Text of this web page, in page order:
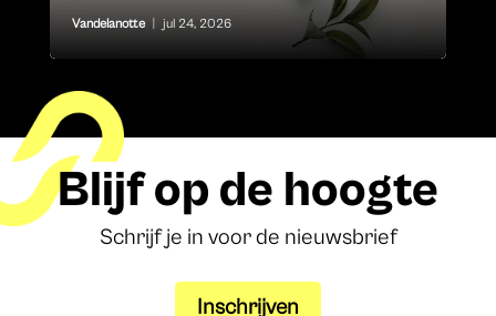
Vandelanotte jul 24, 2026
Blijf op de hoogte
Schrijf je in voor de nieuwsbrief
Inschrijven